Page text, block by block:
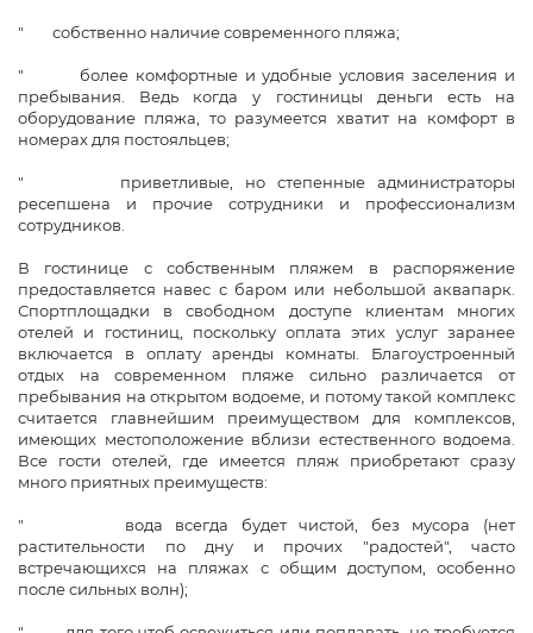
" собственно наличие современного пляжа;
" более комфортные и удобные условия заселения и
пребывания. Ведь когда у гостиницы деньги есть на
оборудование пляжа, то разумеется хватит на комфорт в
номерах для постояльцев;
" приветливые, но степенные администраторы
ресепшена и прочие сотрудники и профессионализм
сотрудников.
В гостинице с собственным пляжем в распоряжение
предоставляется навес с баром или небольшой аквапарк.
Спортплощадки в свободном доступе клиентам многих
отелей и гостиниц, поскольку оплата этих услуг заранее
включается в оплату аренды комнаты. Благоустроенный
отдых на современном пляже сильно различается от
пребывания на открытом водоеме, и потому такой комплекс
считается главнейшим преимуществом для комплексов,
имеющих местоположение вблизи естественного водоема.
Все гости отелей, где имеется пляж приобретают сразу
много приятных преимуществ:
" вода всегда будет чистой, без мусора (нет
растительности по дну и прочих "радостей", часто
встречающихся на пляжах с общим доступом, особенно
после сильных волн);